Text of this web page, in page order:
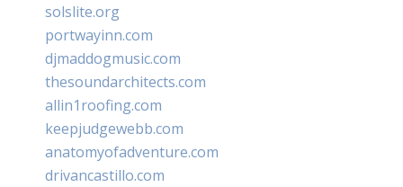
solslite.org
portwayinn.com
djmaddogmusic.com
thesoundarchitects.com
allin1roofing.com
keepjudgewebb.com
anatomyofadventure.com
drivancastillo.com